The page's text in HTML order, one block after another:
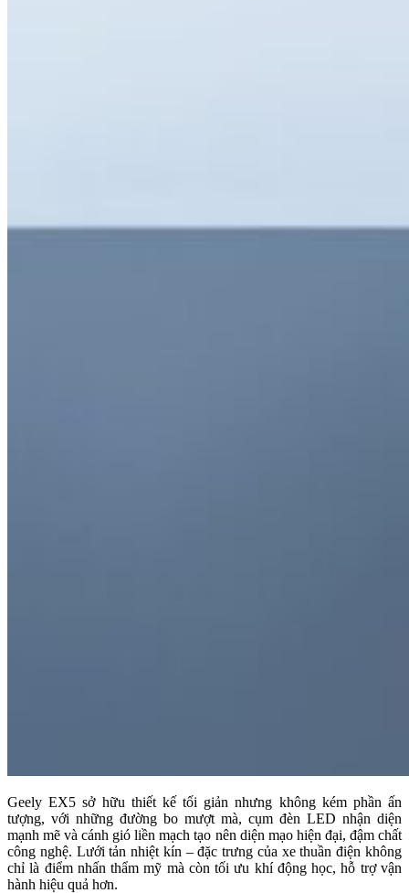
Geely EX5 sở hữu thiết kế tối giản nhưng không kém phần ấn
tượng, với những đường bo mượt mà, cụm đèn LED nhận diện
mạnh mẽ và cánh gió liền mạch tạo nên diện mạo hiện đại, đậm chất
công nghệ. Lưới tản nhiệt kín – đặc trưng của xe thuần điện không
chỉ là điểm nhấn thẩm mỹ mà còn tối ưu khí động học, hỗ trợ vận
hành hiệu quả hơn.